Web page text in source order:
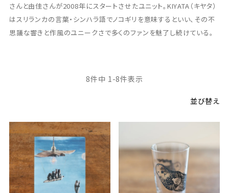
さんと由佳さんが2008年にスタートさせたユニット。KIYATA（キヤタ）
はスリランカの言葉・シンハラ語でノコギリを意味するといい、その不
思議な響きと作風のユニークさで多くのファンを魅了し続けている。
並び替え
8件中 1 -8件表示